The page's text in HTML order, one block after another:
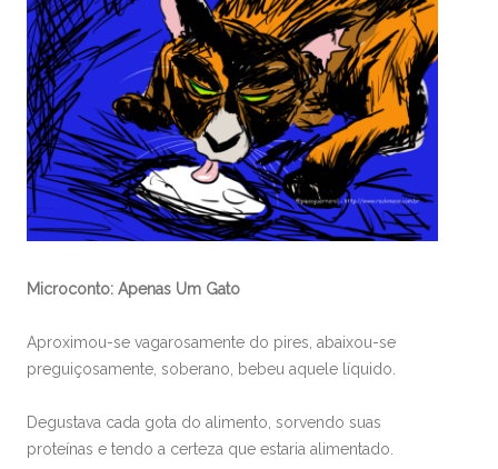
Microconto: Apenas Um Gato
Aproximou-se vagarosamente do pires, abaixou-se
preguiçosamente, soberano, bebeu aquele líquido.
Degustava cada gota do alimento, sorvendo suas
proteínas e tendo a certeza que estaria alimentado.